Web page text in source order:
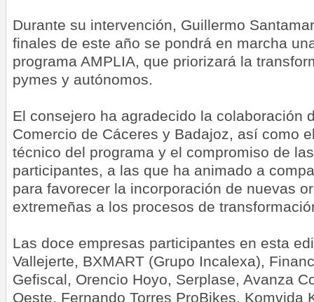
Durante su intervención, Guillermo
finales de este año se pondrá en marcha
programa AMPLIA, que priorizará la
pymes y autónomos.
El consejero ha agradecido la colaboración
Comercio de Cáceres y Badajoz, así como
técnico del programa y el compromiso de
participantes, a las que ha animado a
para favorecer la incorporación de nuevas
extremeñas a los procesos de
Las doce empresas participantes en esta
Vallejerte, BXMART (Grupo Incalexa),
Gefiscal, Orencio Hoyo, Serplase, Avanza
Oeste, Fernando Torres ProBikes, Komvida